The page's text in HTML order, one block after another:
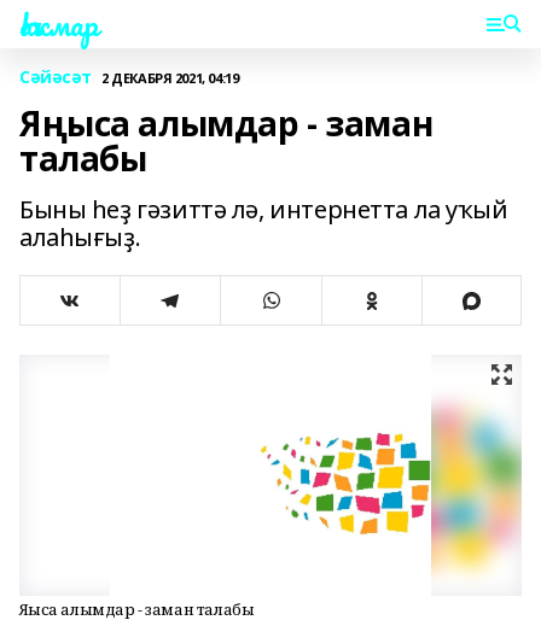
Һаҡмар
Сәйәсәт 2 ДЕКАБРЯ 2021, 04:19
Яңыса алымдар - заман
талабы
Быны һеҙ гәзиттә лә, интернетта ла уҡый
алаһығыҙ.
Яңыса алымдар - заман талабы